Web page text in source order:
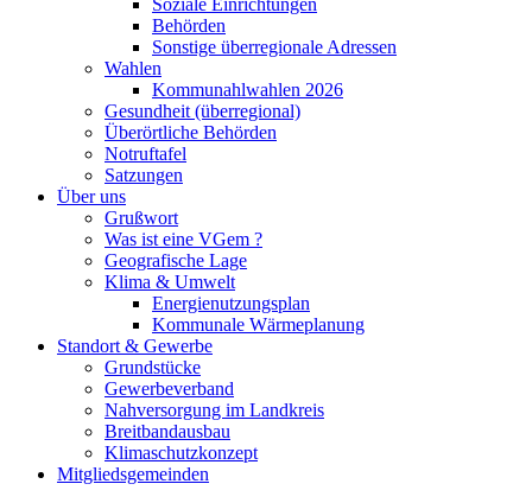
Soziale Einrichtungen
Behörden
Sonstige überregionale Adressen
Wahlen
Kommunahlwahlen 2026
Gesundheit (überregional)
Überörtliche Behörden
Notruftafel
Satzungen
Über uns
Grußwort
Was ist eine VGem ?
Geografische Lage
Klima & Umwelt
Energienutzungsplan
Kommunale Wärmeplanung
Standort & Gewerbe
Grundstücke
Gewerbeverband
Nahversorgung im Landkreis
Breitbandausbau
Klimaschutzkonzept
Mitgliedsgemeinden